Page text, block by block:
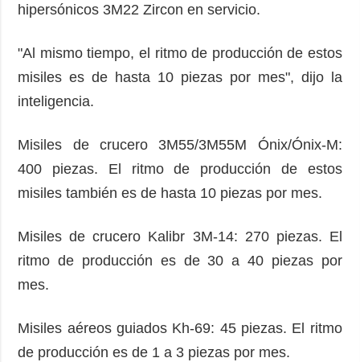
hipersónicos 3M22 Zircon en servicio.
"Al mismo tiempo, el ritmo de producción de estos
misiles es de hasta 10 piezas por mes", dijo la
inteligencia.
Misiles de crucero 3M55/3M55M Ónix/Ónix-M:
400 piezas. El ritmo de producción de estos
misiles también es de hasta 10 piezas por mes.
Misiles de crucero Kalibr 3M-14: 270 piezas. El
ritmo de producción es de 30 a 40 piezas por
mes.
Misiles aéreos guiados Kh-69: 45 piezas. El ritmo
de producción es de 1 a 3 piezas por mes.